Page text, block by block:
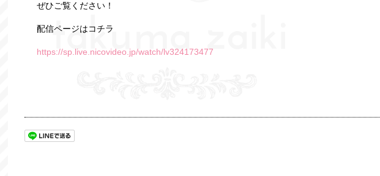
ぜひご覧ください！
配信ページはコチラ
https://sp.live.nicovideo.jp/watch/lv324173477